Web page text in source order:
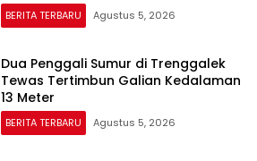
BERITA TERBARU Agustus 5, 2026
Dua Penggali Sumur di Trenggalek
Tewas Tertimbun Galian Kedalaman
13 Meter
BERITA TERBARU Agustus 5, 2026